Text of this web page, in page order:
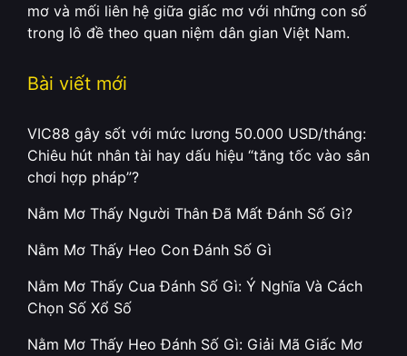
mơ và mối liên hệ giữa giấc mơ với những con số
trong lô đề theo quan niệm dân gian Việt Nam.
Bài viết mới
VIC88 gây sốt với mức lương 50.000 USD/tháng:
Chiêu hút nhân tài hay dấu hiệu “tăng tốc vào sân
chơi hợp pháp”?
Nằm Mơ Thấy Người Thân Đã Mất Đánh Số Gì?
Nằm Mơ Thấy Heo Con Đánh Số Gì
Nằm Mơ Thấy Cua Đánh Số Gì: Ý Nghĩa Và Cách
Chọn Số Xổ Số
Nằm Mơ Thấy Heo Đánh Số Gì: Giải Mã Giấc Mơ